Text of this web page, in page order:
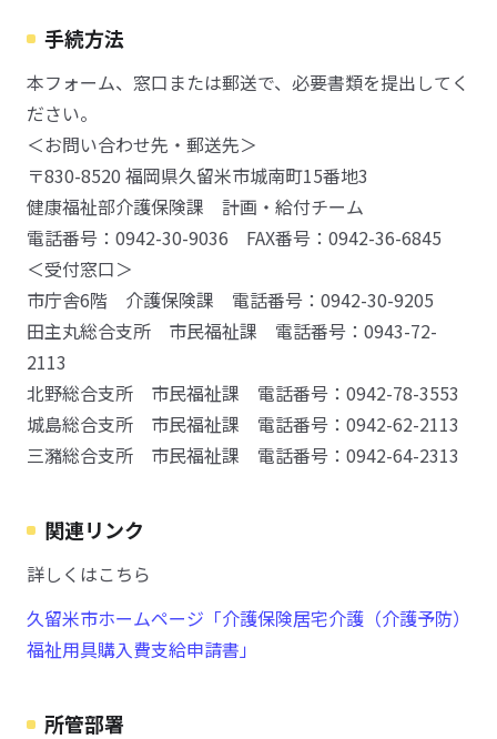
手続方法
本フォーム、窓口または郵送で、必要書類を提出してく
ださい。
＜お問い合わせ先・郵送先＞
〒830-8520 福岡県久留米市城南町15番地3
健康福祉部介護保険課 計画・給付チーム
電話番号：0942-30-9036 FAX番号：0942-36-6845
＜受付窓口＞
市庁舎6階 介護保険課 電話番号：0942-30-9205
田主丸総合支所 市民福祉課 電話番号：0943-72-
2113
北野総合支所 市民福祉課 電話番号：0942-78-3553
城島総合支所 市民福祉課 電話番号：0942-62-2113
三瀦総合支所 市民福祉課 電話番号：0942-64-2313
関連リンク
詳しくはこちら
久留米市ホームページ「介護保険居宅介護（介護予防）
福祉用具購入費支給申請書」
所管部署